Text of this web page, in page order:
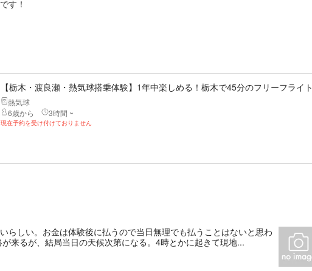
【栃木・渡良瀬・熱気球搭乗体験】1年中楽しめる！栃木で45分のフリーフライト
熱気球
6歳から
3時間 ~
現在予約を受け付けておりません
らしい。お金は体験後に払うので当日無理でも払うことはないと思わ
来るが、結局当日の天候次第になる。4時とかに起きて現地...